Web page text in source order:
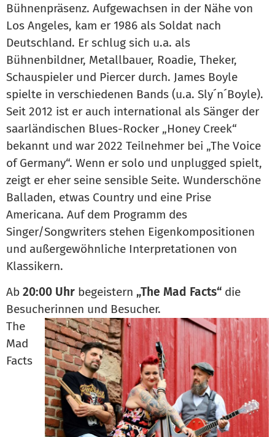
Bühnenpräsenz. Aufgewachsen in der Nähe von
Los Angeles, kam er 1986 als Soldat nach
Deutschland. Er schlug sich u.a. als
Bühnenbildner, Metallbauer, Roadie, Theker,
Schauspieler und Piercer durch. James Boyle
spielte in verschiedenen Bands (u.a. Sly´n´Boyle).
Seit 2012 ist er auch international als Sänger der
saarländischen Blues-Rocker „Honey Creek“
bekannt und war 2022 Teilnehmer bei „The Voice
of Germany“. Wenn er solo und unplugged spielt,
zeigt er eher seine sensible Seite. Wunderschöne
Balladen, etwas Country und eine Prise
Americana. Auf dem Programm des
Singer/Songwriters stehen Eigenkompositionen
und außergewöhnliche Interpretationen von
Klassikern.
Ab 20:00 Uhr begeistern „The Mad Facts“ die
Besucherinnen und Besucher.
The
Mad
Facts